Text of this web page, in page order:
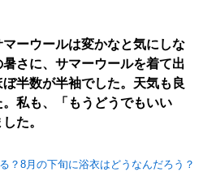
ーウールは変かなと気にしな
さに、サマーウールを着て出
半数が半袖でした。天気も良
私も、「もうどうでもいい
た。
？8月の下旬に浴衣はどうなんだろう？